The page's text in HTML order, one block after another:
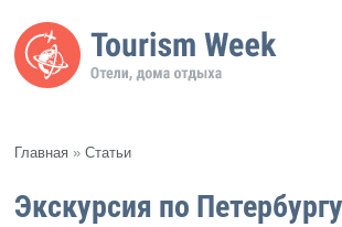
Главная »Статьи
Экскурсия по Петербургу